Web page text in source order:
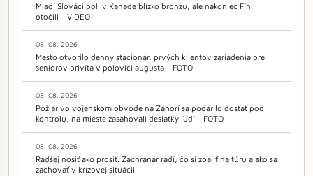
Mladí Slováci boli v Kanade blízko bronzu, ale nakoniec Fíni
otočili – VIDEO
08. 08. 2026
Mesto otvorilo denný stacionár, prvých klientov zariadenia pre
seniorov privíta v polovici augusta – FOTO
08. 08. 2026
Požiar vo vojenskom obvode na Záhorí sa podarilo dostať pod
kontrolu, na mieste zasahovali desiatky ľudí – FOTO
08. 08. 2026
Radšej nosiť ako prosiť. Záchranár radí, čo si zbaliť na túru a ako sa
zachovať v krízovej situácii